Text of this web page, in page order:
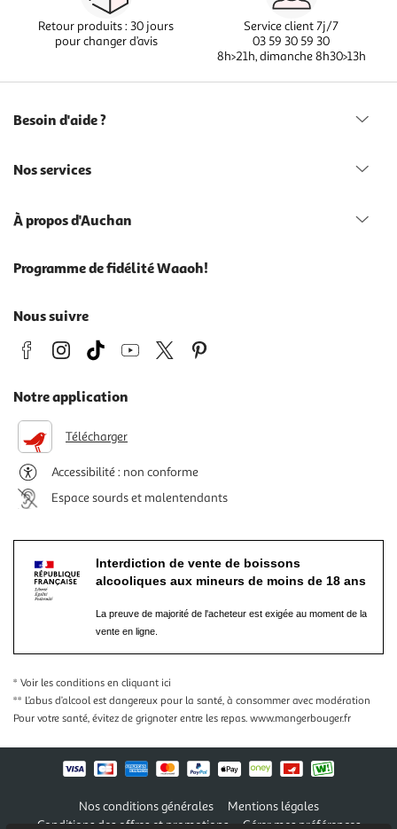
Retour produits : 30 jours
pour changer d’avis
Service client 7j/7
03 59 30 59 30
8h>21h, dimanche 8h30>13h
Besoin d'aide ?
Nos services
À propos d'Auchan
Programme de fidélité Waaoh!
Nous suivre
Notre application
Télécharger
Accessibilité : non conforme
Espace sourds et malentendants
Interdiction de vente de boissons
alcooliques aux mineurs de moins de 18 ans
La preuve de majorité de l'acheteur est exigée au moment de la
vente en ligne.
* Voir les conditions en cliquant ici
** L’abus d’alcool est dangereux pour la santé, à consommer avec modération
Pour votre santé, évitez de grignoter entre les repas. www.mangerbouger.fr
Nos conditions générales
Mentions légales
Conditions des offres et promotions
Gérer mes préférences